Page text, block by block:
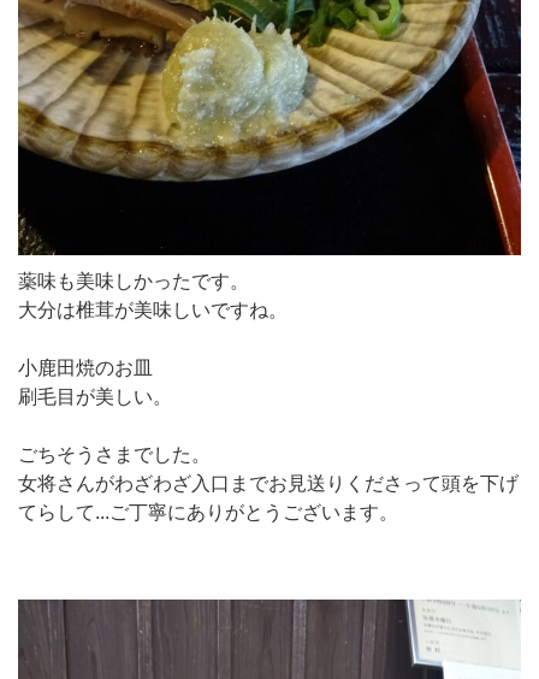
薬味も美味しかったです。
大分は椎茸が美味しいですね。
小鹿田焼のお皿
刷毛目が美しい。
ごちそうさまでした。
女将さんがわざわざ入口までお見送りくださって頭を下げ
てらして...ご丁寧にありがとうございます。